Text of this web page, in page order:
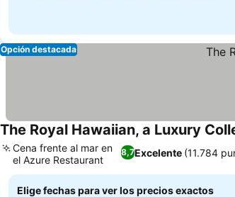
Opción destacada
The Royal Hawaiian, a Luxury
8,7Excelente (11.784
Cena frente al mar en
el Azure Restaurant
Elige fechas para ver los precios exactos